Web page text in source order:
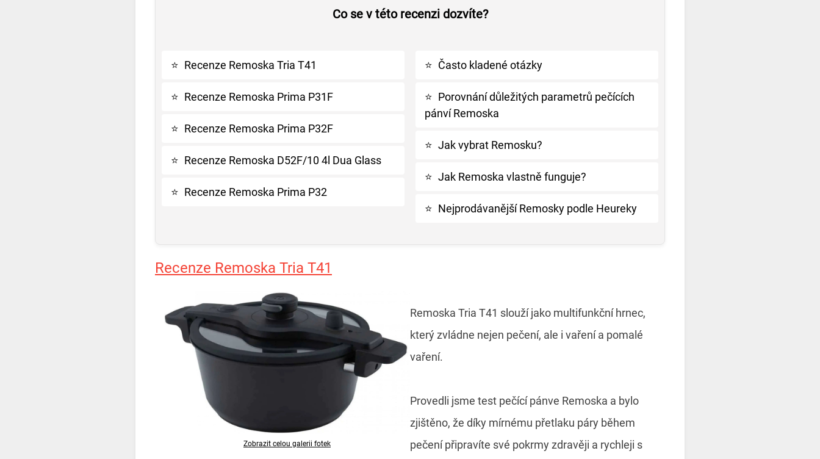
Co se v této recenzi dozvíte?
⭐ Recenze Remoska Tria T41
⭐ Recenze Remoska Prima P31F
⭐ Recenze Remoska Prima P32F
⭐ Recenze Remoska D52F/10 4l Dua Glass
⭐ Recenze Remoska Prima P32
⭐ Často kladené otázky
⭐ Porovnání důležitých parametrů pečících
pánví Remoska
⭐ Jak vybrat Remosku?
⭐ Jak Remoska vlastně funguje?
⭐ Nejprodávanější Remosky podle Heureky
Recenze Remoska Tria T41
Zobrazit celou galerii fotek
Remoska Tria T41 slouží jako multifunkční hrnec,
který zvládne nejen pečení, ale i vaření a pomalé
vaření.
Provedli jsme test pečící pánve Remoska a bylo
zjištěno, že díky mírnému přetlaku páry během
pečení připravíte své pokrmy zdravěji a rychleji s